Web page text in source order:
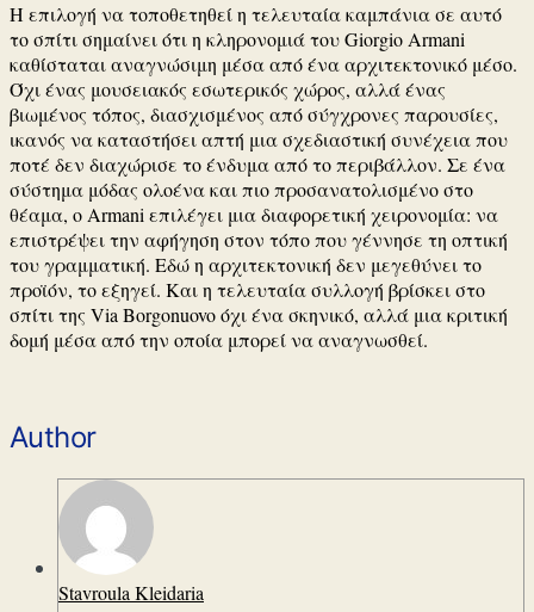
Η επιλογή να τοποθετηθεί η τελευταία καμπάνια σε αυτό
το σπίτι σημαίνει ότι η κληρονομιά του Giorgio Armani
καθίσταται αναγνώσιμη μέσα από ένα αρχιτεκτονικό μέσο.
Όχι ένας μουσειακός εσωτερικός χώρος, αλλά ένας
βιωμένος τόπος, διασχισμένος από σύγχρονες παρουσίες,
ικανός να καταστήσει απτή μια σχεδιαστική συνέχεια που
ποτέ δεν διαχώρισε το ένδυμα από το περιβάλλον. Σε ένα
σύστημα μόδας ολοένα και πιο προσανατολισμένο στο
θέαμα, ο Armani επιλέγει μια διαφορετική χειρονομία: να
επιστρέψει την αφήγηση στον τόπο που γέννησε τη οπτική
του γραμματική. Εδώ η αρχιτεκτονική δεν μεγεθύνει το
προϊόν, το εξηγεί. Και η τελευταία συλλογή βρίσκει στο
σπίτι της Via Borgonuovo όχι ένα σκηνικό, αλλά μια κριτική
δομή μέσα από την οποία μπορεί να αναγνωσθεί.
Author
Stavroula Kleidaria